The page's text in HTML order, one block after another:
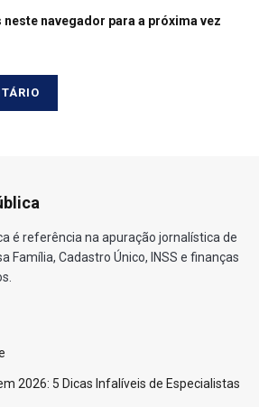
navegador para a próxima vez
é referência na apuração jornalística de
Família, Cadastro Único, INSS e finanças
2026: 5 Dicas Infalíveis de Especialistas